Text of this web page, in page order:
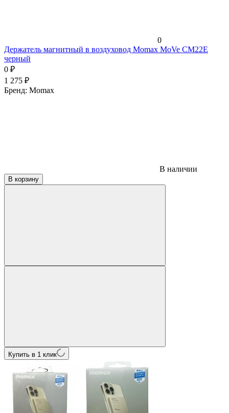
0
Держатель магнитный в воздуховод Momax MoVe CM22E
черный
0 ₽
1 275 ₽
Бренд: Momax
В наличии
В корзину
Купить в 1 клик